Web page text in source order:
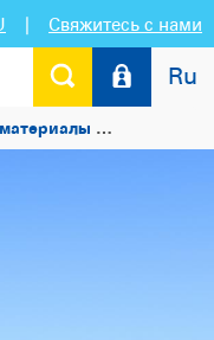
| Свяжитесь с нами
Ru